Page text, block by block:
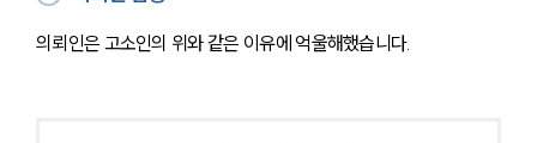
의뢰인은 고소인의 위와 같은 이유에 억울해했습니다.